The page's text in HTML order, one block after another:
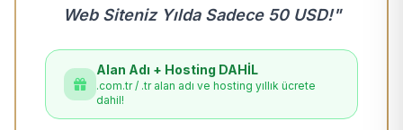
Web Siteniz Yılda Sadece 50 USD!"
Alan Adı + Hosting DAHİL
.com.tr / .tr alan adı ve hosting yıllık ücrete
dahil!